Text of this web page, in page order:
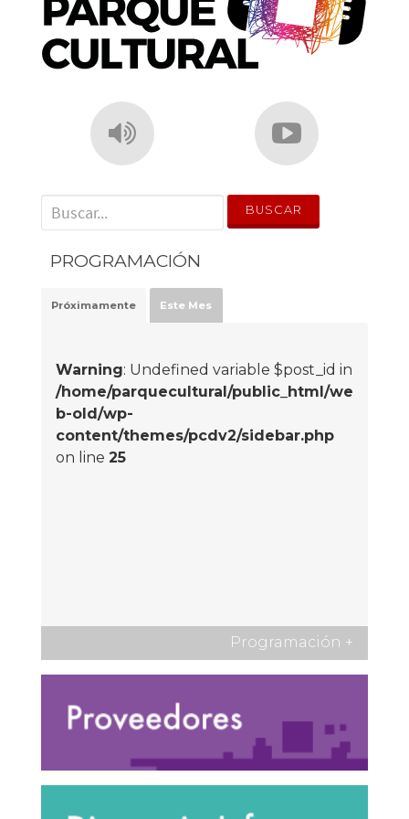
' . __('Search for:') . '
PROGRAMACIÓN
Próximamente Este Mes
Warning: Undefined variable $post_id in
/home/parquecultural/public_html/we
b-old/wp-
content/themes/pcdv2/sidebar.php
on line 25
Programación +